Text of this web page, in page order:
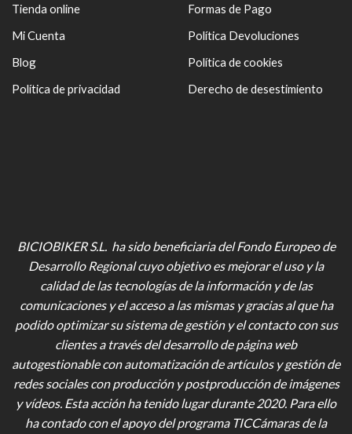
Tienda online
Mi Cuenta
Blog
Política de privacidad
Formas de Pago
Política Devoluciones
Política de cookies
Derecho de desestimiento
BICIOBIKER S.L. ha sido beneficiaria del Fondo Europeo de
Desarrollo Regional cuyo objetivo es mejorar el uso y la
calidad de las tecnologías de la información y de las
comunicaciones y el acceso a las mismas y gracias al que ha
podido optimizar su sistema de gestión y el contacto con sus
clientes a través del desarrollo de página web
autogestionable con automatización de artículos y gestión de
redes sociales con producción y postproducción de imágenes
y vídeos. Esta acción ha tenido lugar durante 2020. Para ello
ha contado con el apoyo del programa TICCámaras de la